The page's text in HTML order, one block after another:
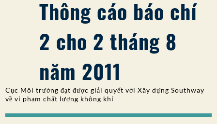
GIẤY PHÉP VÀ GIẤY PHÉP
TUÂN THỦ VÀ THỰC THI
PFAS Ở NM
DỊCH VỤ TRỰC TUYẾN
SỰ THAM GIA CỦA CÔNG CHÚNG
Tìm kiếm:
Thông cáo báo chí
2 cho 2 tháng 8
năm 2011
Cục Môi trường đạt được giải quyết với Xây dựng Southway
về vi phạm chất lượng không khí